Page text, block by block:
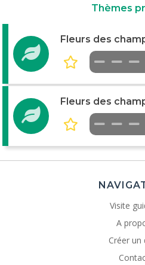
Thèmes
Fleurs des
Fleurs des
Visite
A
Créer un